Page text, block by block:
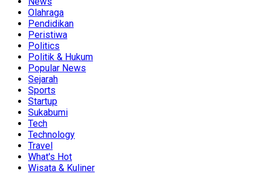
Olahraga
Pendidikan
Peristiwa
Politics
Politik & Hukum
Popular News
Sejarah
Sports
Startup
Sukabumi
Tech
Technology
Travel
What's Hot
Wisata & Kuliner